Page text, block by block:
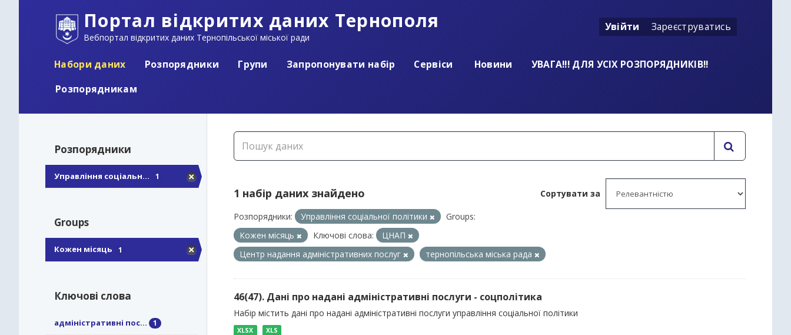
Портал відкритих даних Тернополя
Вебпортал відкритих даних Тернопільської міської ради
Увійти Зареєструватись
Набори даних Розпорядники Групи Запропонувати набір Сервіси Новини
УВАГА!!! ДЛЯ УСІХ РОЗПОРЯДНИКІВ!!
Розпорядникам
Розпорядники
Управління соціальн... 1
Groups
Кожен місяць 1
Ключові слова
адміністративні пос... 1
Сортувати за
1 набір даних знайдено
Розпорядники: Управління соціальної політики
Groups:
Кожен місяць
Ключові слова:
ЦНАП
Центр надання адміністративних послуг
тернопільська міська рада
46(47). Дані про надані адміністративні послуги - соцполітика
Набір містить дані про надані адміністративні послуги управління соціальної політики
XLSX XLS